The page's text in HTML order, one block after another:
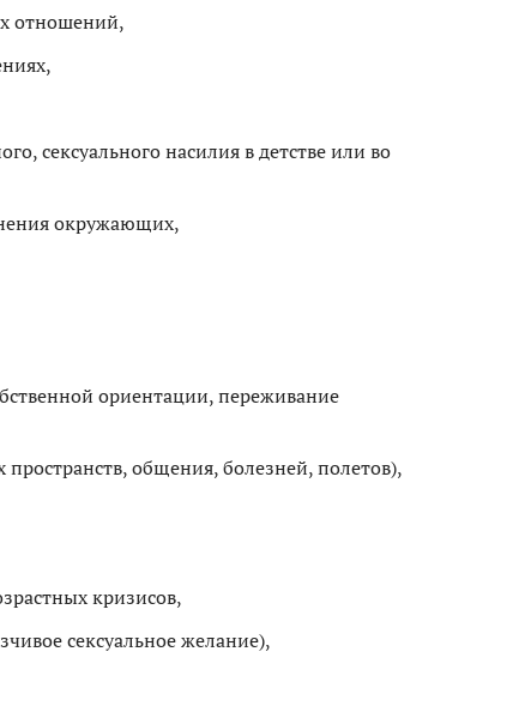
отношений,
сексуального насилия в детстве или во
окружающих,
ориентации, переживание
общения, болезней, полетов),
кризисов,
сексуальное желание),